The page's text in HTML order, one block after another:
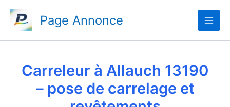
contenu
Page Annonce
Carreleur à Allauch 13190
– pose de carrelage et